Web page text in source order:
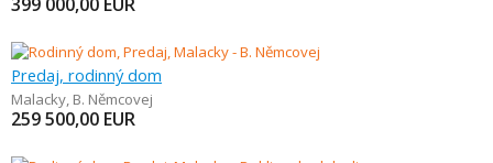
Predaj, rodinný dom
Malacky, B. Němcovej
259 500,00 EUR